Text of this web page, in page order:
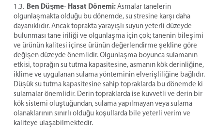
Ben Düşme- Hasat Dönemi:Asmalar tanelerin
olgunlaşmakta olduğu bu dönemde, su stresine karşı daha
dayanıklıdır. Ancak toprakta yarayışlı suyun yeterli düzeyde
bulunması tane iriliği ve olgunlaşma için çok; tanenin bileşimi
ve ürünün kalitesi içinse ürünün değerlendirme şekline göre
değişen düzeyde önemlidir. Olgunlaşma boyunca sulamanın
etkisi, toprağın su tutma kapasitesine, asmanın kök derinliğine,
iklime ve uygulanan sulama yönteminin elverişliliğine bağlıdır.
Düşük su tutma kapasitesine sahip topraklarda bu dönemde ki
sulamalar önemlidir. Derin topraklarda ise kuvvetli ve derin bir
kök sistemi oluştuğundan, sulama yapılmayan veya sulama
olanaklarının sınırlı olduğu koşullarda bile yeterli verim ve
kaliteye ulaşabilmektedir.